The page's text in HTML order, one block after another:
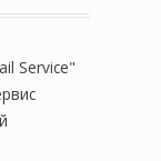
Service"